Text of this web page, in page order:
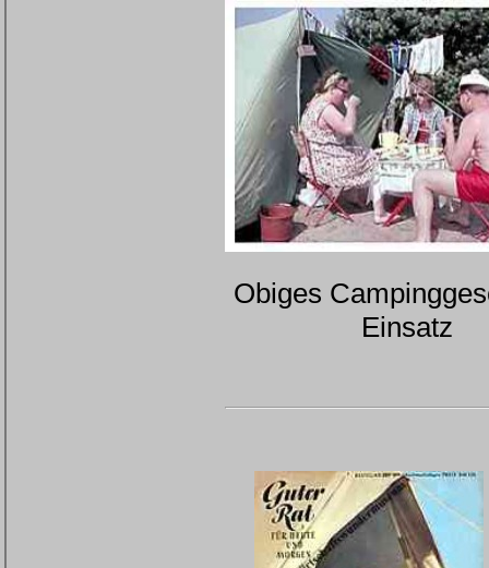
Obiges
Einsatz